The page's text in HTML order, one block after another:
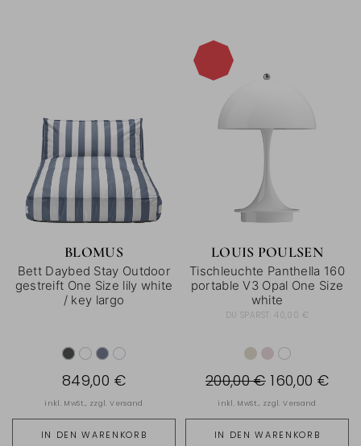
BLOMUS
Bett Daybed Stay Outdoor
gestreift One Size lily white
/ key largo
IN DEN WARENKORB
849,00 €
inkl. MwSt., zzgl.Versand
LOUIS POULSEN
Tischleuchte Panthella 160
portable V3 Opal One Size
white
DU SPARST:40,00 €
IN DEN WARENKORB
200,00 € 160,00 €
inkl. MwSt., zzgl.Versand